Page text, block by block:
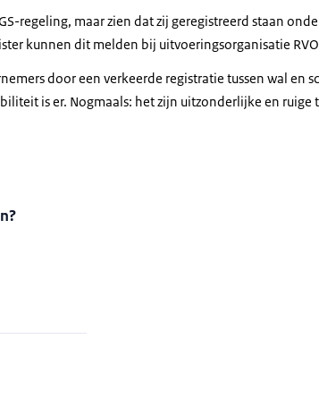
regeling, maar zien dat zij geregistreerd staan
kunnen dit melden bij uitvoeringsorganisatie
door een verkeerde registratie tussen wal en
is er. Nogmaals: het zijn uitzonderlijke en